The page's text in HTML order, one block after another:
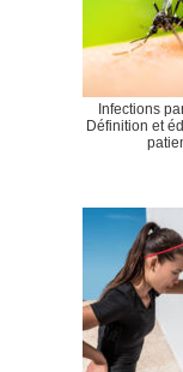
Infections
Définition et